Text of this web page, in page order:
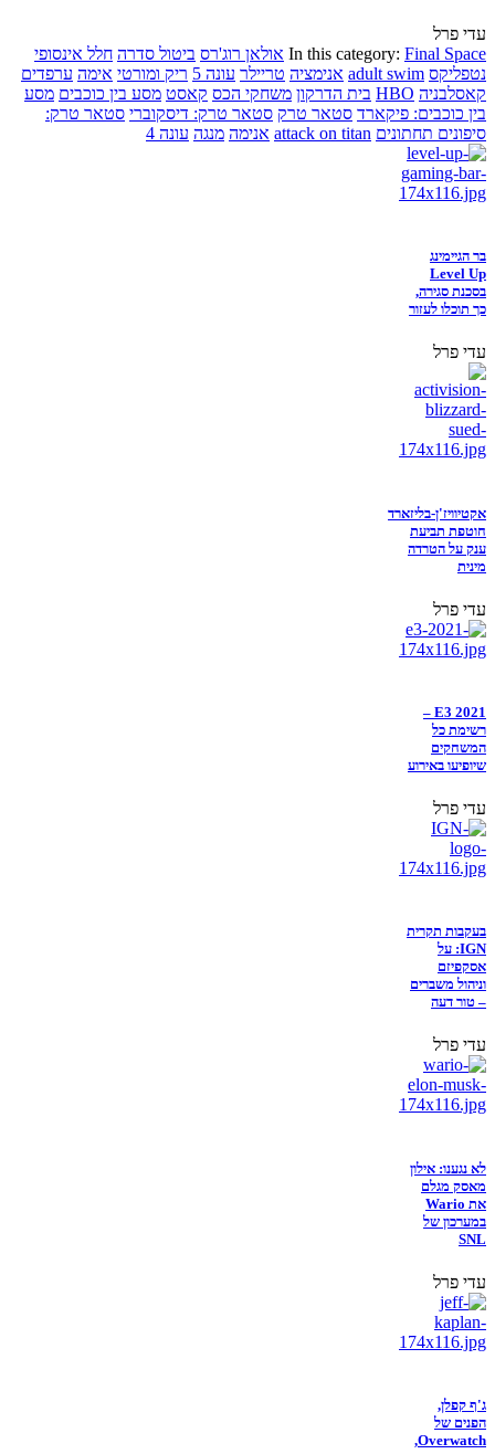
עדי פרל
In this category: Final Space אולאן רוג'רס ביטול סדרה חלל אינסופי
נטפליקס adult swim אנימציה טריילר עונה 5 ריק ומורטי אימה ערפדים
קאסלבניה HBO בית הדרקון משחקי הכס קאסט מסע בין כוכבים מסע
בין כוכבים: פיקארד סטאר טרק סטאר טרק: דיסקוברי סטאר טרק:
סיפונים תחתונים attack on titan אנימה מנגה עונה 4
בר הגיימינג
Level Up
בסכנת סגירה,
כך תוכלו לעזור
עדי פרל
אקטיוויז'ן-בליזארד
חוטפת תביעת
ענק על הטרדה
מינית
עדי פרל
E3 2021 –
רשימת כל
המשחקים
שיופיעו באירוע
עדי פרל
בעקבות תקרית
IGN: על
אסקפיזם
וניהול משברים
– טור דעה
עדי פרל
לא נגענו: אילון
מאסק מגלם
את Wario
במערכון של
SNL
עדי פרל
ג'ף קפלן,
הפנים של
Overwatch,